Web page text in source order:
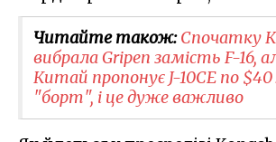
Читайте також:Спочатку
вибрала Gripen замість F-16,
Китай пропонує J-10CE по
"борт", і це дуже важливо